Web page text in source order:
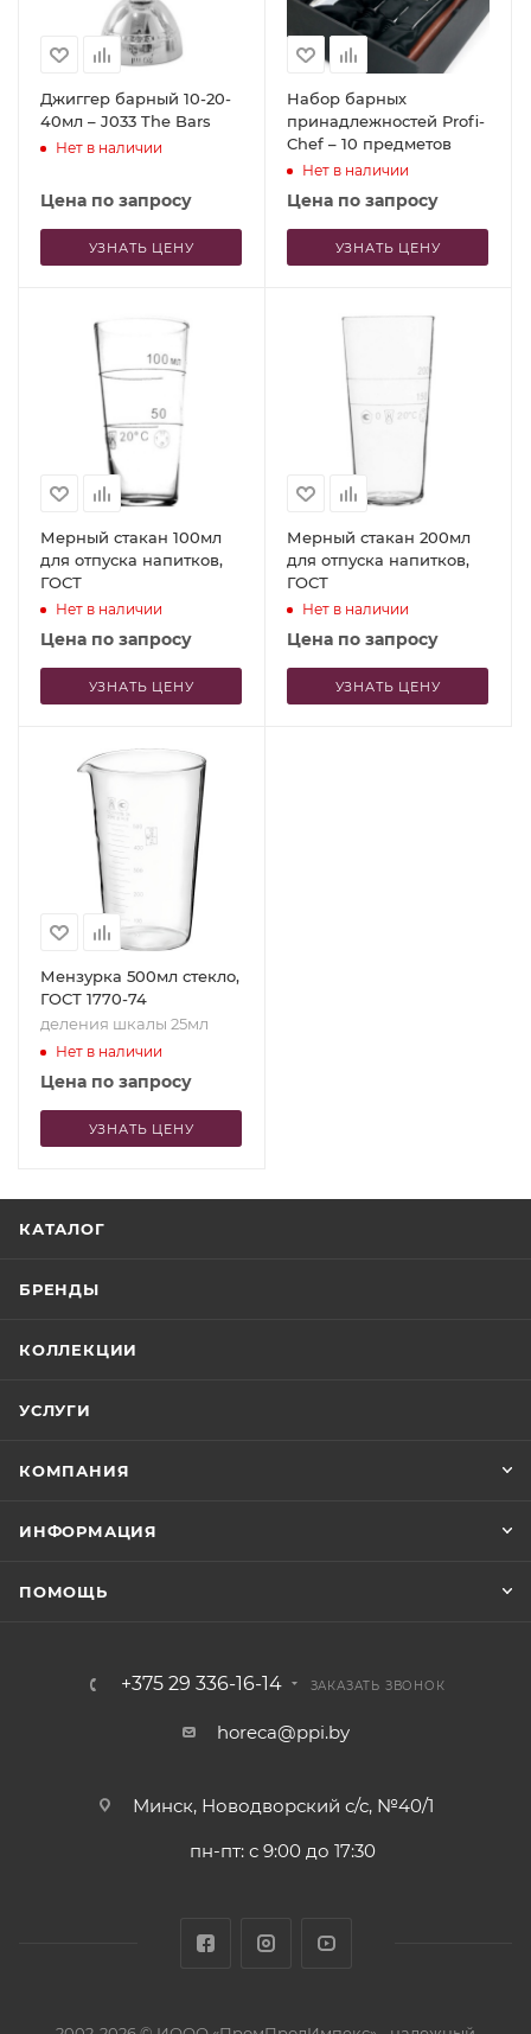
Джиггер барный 10-20-
40мл – J033 The Bars
Нет в наличии
Цена по запросу
УЗНАТЬ ЦЕНУ
Набор барных
принадлежностей Profi-
Chef – 10 предметов
Нет в наличии
Цена по запросу
УЗНАТЬ ЦЕНУ
Мерный стакан 100мл
для отпуска напитков,
ГОСТ
Нет в наличии
Цена по запросу
УЗНАТЬ ЦЕНУ
Мерный стакан 200мл
для отпуска напитков,
ГОСТ
Нет в наличии
Цена по запросу
УЗНАТЬ ЦЕНУ
Мензурка 500мл стекло,
ГОСТ 1770-74
деления шкалы 25мл
Нет в наличии
Цена по запросу
УЗНАТЬ ЦЕНУ
КАТАЛОГ
БРЕНДЫ
КОЛЛЕКЦИИ
УСЛУГИ
КОМПАНИЯ
ИНФОРМАЦИЯ
ПОМОЩЬ
+375 29 336-16-14 ЗАКАЗАТЬ ЗВОНОК
horeca@ppi.by
Минск, Новодворский с/с, №40/1
пн-пт: с 9:00 до 17:30